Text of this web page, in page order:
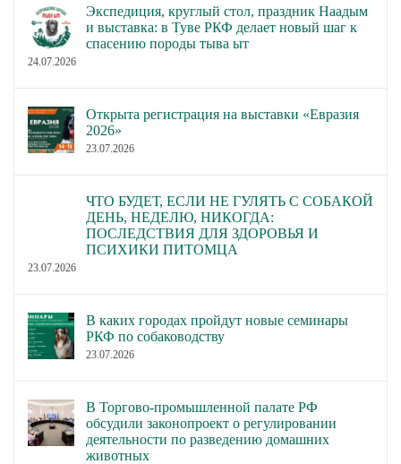
Экспедиция, круглый стол, праздник Наадым
и выставка: в Туве РКФ делает новый шаг к
спасению породы тыва ыт
24.07.2026
Открыта регистрация на выставки «Евразия
2026»
23.07.2026
ЧТО БУДЕТ, ЕСЛИ НЕ ГУЛЯТЬ С СОБАКОЙ
ДЕНЬ, НЕДЕЛЮ, НИКОГДА:
ПОСЛЕДСТВИЯ ДЛЯ ЗДОРОВЬЯ И
ПСИХИКИ ПИТОМЦА
23.07.2026
В каких городах пройдут новые семинары
РКФ по собаководству
23.07.2026
В Торгово-промышленной палате РФ
обсудили законопроект о регулировании
деятельности по разведению домашних
животных